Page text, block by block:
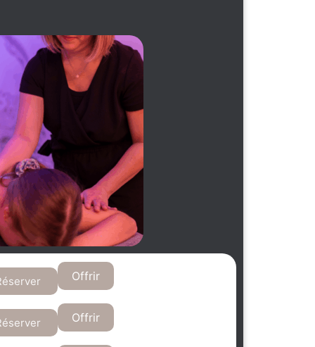
Offrir
Offrir